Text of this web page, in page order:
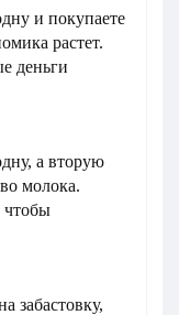
и покупаете
растет.
деньги
а вторую
молока.
чтобы
забастовку,